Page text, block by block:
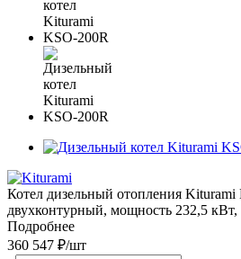
Котел дизельный отопления
двухконтурный, мощность 232,5
Подробнее
360 547 ₽/шт